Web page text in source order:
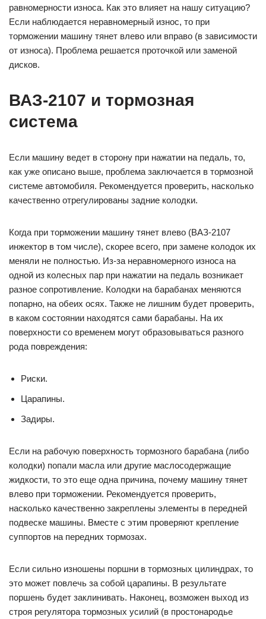
равномерности износа. Как это влияет на нашу ситуацию?
Если наблюдается неравномерный износ, то при
торможении машину тянет влево или вправо (в зависимости
от износа). Проблема решается проточкой или заменой
дисков.
ВАЗ-2107 и тормозная
система
Если машину ведет в сторону при нажатии на педаль, то,
как уже описано выше, проблема заключается в тормозной
системе автомобиля. Рекомендуется проверить, насколько
качественно отрегулированы задние колодки.
Когда при торможении машину тянет влево (ВАЗ-2107
инжектор в том числе), скорее всего, при замене колодок их
меняли не полностью. Из-за неравномерного износа на
одной из колесных пар при нажатии на педаль возникает
разное сопротивление. Колодки на барабанах меняются
попарно, на обеих осях. Также не лишним будет проверить,
в каком состоянии находятся сами барабаны. На их
поверхности со временем могут образовываться разного
рода повреждения:
Риски.
Царапины.
Задиры.
Если на рабочую поверхность тормозного барабана (либо
колодки) попали масла или другие маслосодержащие
жидкости, то это еще одна причина, почему машину тянет
влево при торможении. Рекомендуется проверить,
насколько качественно закреплены элементы в передней
подвеске машины. Вместе с этим проверяют крепление
суппортов на передних тормозах.
Если сильно изношены поршни в тормозных цилиндрах, то
это может повлечь за собой царапины. В результате
поршень будет заклинивать. Наконец, возможен выход из
строя регулятора тормозных усилий (в простонародье